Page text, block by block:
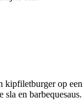
kipfiletburger op
sla en